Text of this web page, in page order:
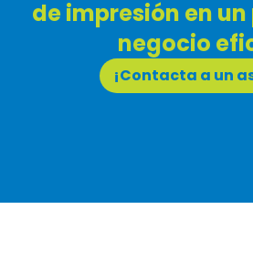
de impresión en
negocio
¡Contacta a un